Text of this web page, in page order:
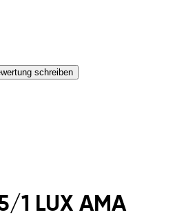
schreiben
1 LUX AMA